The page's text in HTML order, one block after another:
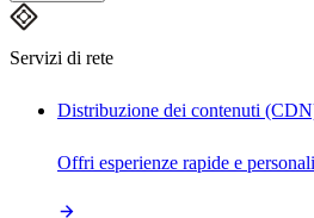
Servizi di rete
Distribuzione dei contenuti
Offri esperienze rapide e